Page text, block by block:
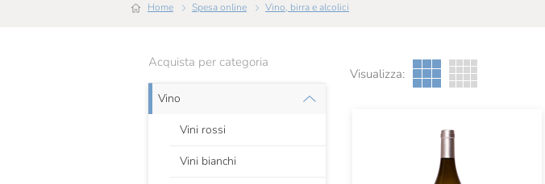
Home Spesa online Vino, birra e alcolici
Acquista per categoria
Vino
Vini rossi
Vini bianchi
Visualizza: